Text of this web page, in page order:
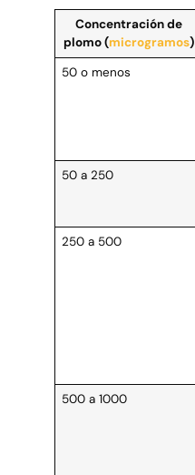
Concentración de
plomo (microgramos)
50 o menos
50 a 250
250 a 500
500 a 1000